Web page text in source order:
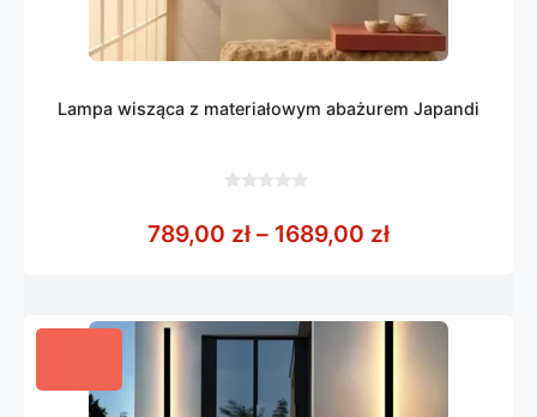
Lampa wisząca z materiałowym abażurem Japandi
5
789,00 zł – 1689,00 złZakres cen: